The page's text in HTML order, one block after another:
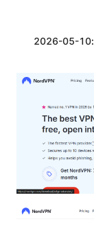
2026-05-10